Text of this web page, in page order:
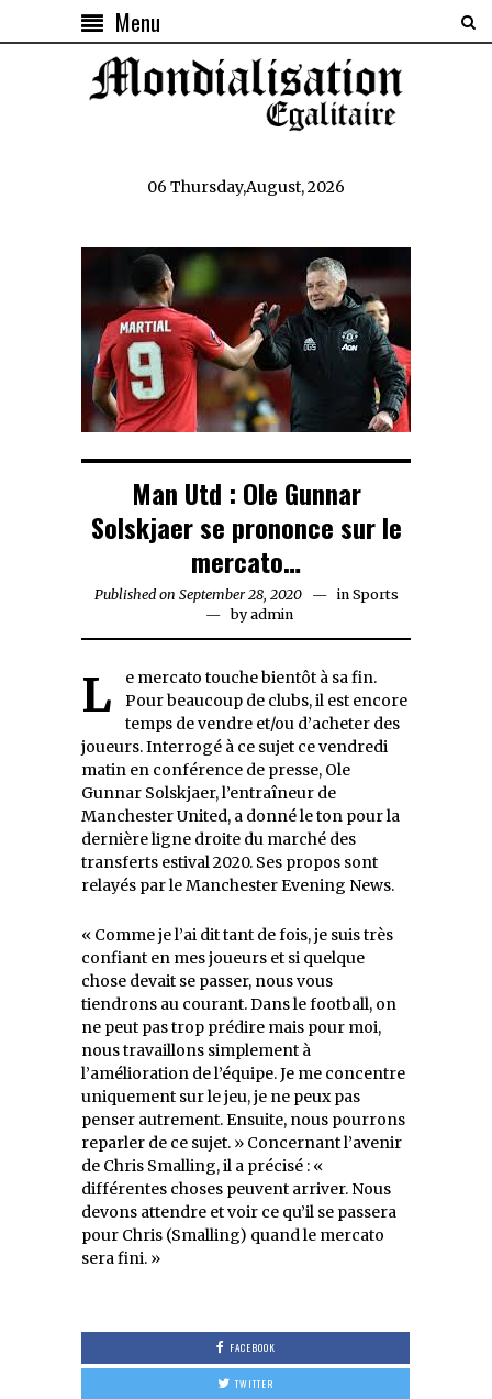
Menu
06 Thursday,August, 2026
Man Utd : Ole Gunnar
Solskjaer se prononce sur le
mercato…
Published on September 28, 2020September
in Sports
byadmin
Le mercato touche bientôt à sa fin.
Pour beaucoup de clubs, il est encore
temps de vendre et/ou d’acheter des
joueurs. Interrogé à ce sujet ce vendredi
matin en conférence de presse, Ole
Gunnar Solskjaer, l’entraîneur de
Manchester United, a donné le ton pour la
dernière ligne droite du marché des
transferts estival 2020. Ses propos sont
relayés par le Manchester Evening News.
« Comme je l’ai dit tant de fois, je suis très
confiant en mes joueurs et si quelque
chose devait se passer, nous vous
tiendrons au courant. Dans le football, on
ne peut pas trop prédire mais pour moi,
nous travaillons simplement à
l’amélioration de l’équipe. Je me concentre
uniquement sur le jeu, je ne peux pas
penser autrement. Ensuite, nous pourrons
reparler de ce sujet. » Concernant l’avenir
de Chris Smalling, il a précisé : «
différentes choses peuvent arriver. Nous
devons attendre et voir ce qu’il se passera
pour Chris (Smalling) quand le mercato
sera fini. »
FACEBOOK
TWITTER